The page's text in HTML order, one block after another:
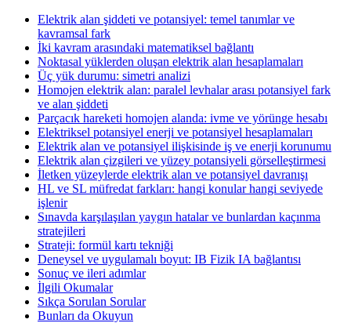
Elektrik alan şiddeti ve potansiyel: temel tanımlar ve
kavramsal fark
İki kavram arasındaki matematiksel bağlantı
Noktasal yüklerden oluşan elektrik alan hesaplamaları
Üç yük durumu: simetri analizi
Homojen elektrik alan: paralel levhalar arası potansiyel fark
ve alan şiddeti
Parçacık hareketi homojen alanda: ivme ve yörünge hesabı
Elektriksel potansiyel enerji ve potansiyel hesaplamaları
Elektrik alan ve potansiyel ilişkisinde iş ve enerji korunumu
Elektrik alan çizgileri ve yüzey potansiyeli görselleştirmesi
İletken yüzeylerde elektrik alan ve potansiyel davranışı
HL ve SL müfredat farkları: hangi konular hangi seviyede
işlenir
Sınavda karşılaşılan yaygın hatalar ve bunlardan kaçınma
stratejileri
Strateji: formül kartı tekniği
Deneysel ve uygulamalı boyut: IB Fizik IA bağlantısı
Sonuç ve ileri adımlar
İlgili Okumalar
Sıkça Sorulan Sorular
Bunları da Okuyun